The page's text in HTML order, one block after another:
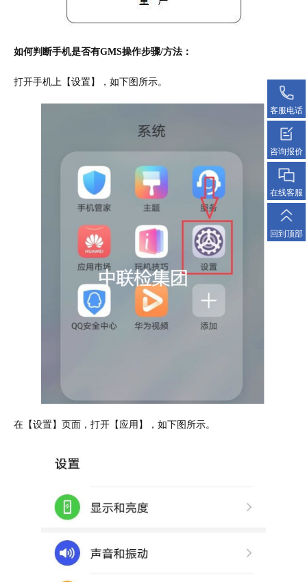
如何判断手机是否有GMS操作步骤/方法：
打开手机上【设置】，如下图所示。
在【设置】页面，打开【应用】，如下图所示。
客服电话
咨询报价
在线客服
回到顶部